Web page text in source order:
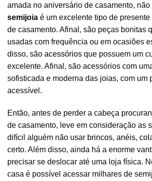
amada no aniversário de casamento, não
semijoia é um excelente tipo de
de casamento. Afinal, são peças bonitas
usadas com frequência ou em ocasiões
disso, são acessórios que possuem um
excelente. Afinal, são acessórios com
sofisticada e moderna das joias, com um
acessível.
Então, antes de perder a cabeça
de casamento, leve em consideração as
difícil alguém não usar brincos, anéis,
certo. Além disso, ainda há a enorme
precisar se deslocar até uma loja física.
casa é possível acessar milhares de